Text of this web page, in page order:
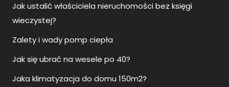
Jak ustalić właściciela nieruchomości bez księgi
wieczystej?
Zalety i wady pomp ciepła
Jak się ubrać na wesele po 40?
Jaka klimatyzacja do domu 150m2?